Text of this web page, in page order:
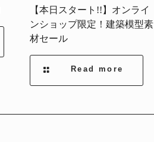
【本日スタート!!】オンライ
ンショップ限定！建築模型素
材セール
Read more